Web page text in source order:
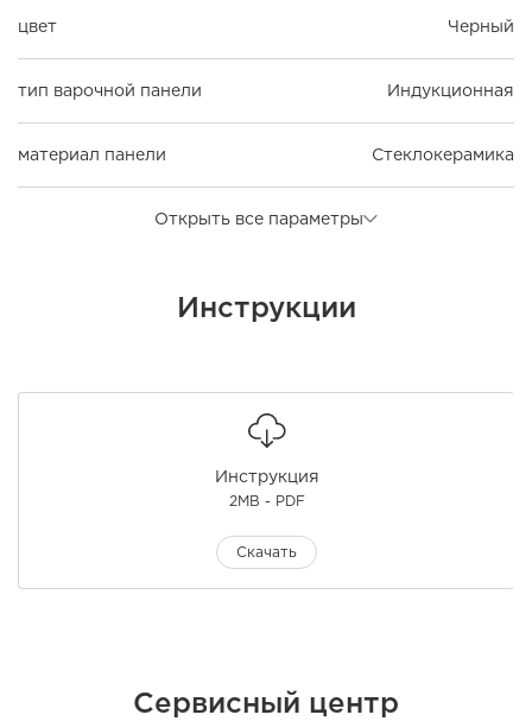
цвет Черный
тип варочной панели Индукционная
материал панели Стеклокерамика
Открыть все параметры
Инструкции
Инструкция
2MB - PDF
Скачать
Сервисный центр